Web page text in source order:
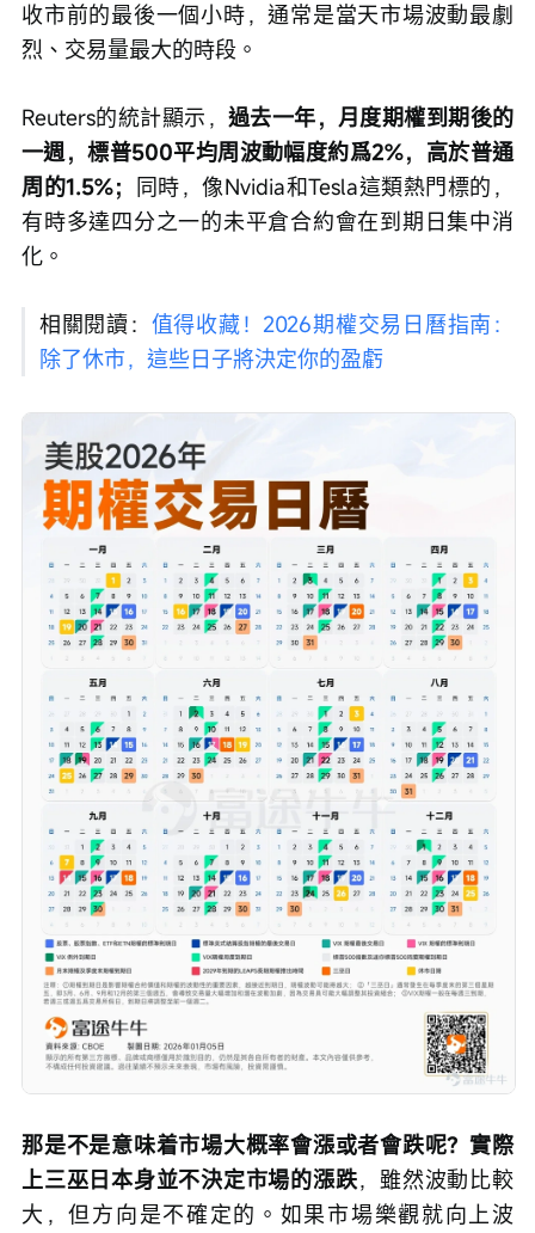
收市前的最後一個小時，通常是當天市場波動最劇
烈、交易量最大的時段。
Reuters的統計顯示， 過去一年，月度期權到期後的
一週，標普500平均周波動幅度約爲2%，高於普通
周的1.5%； 同時，像Nvidia和Tesla這類熱門標的，
有時多達四分之一的未平倉合約會在到期日集中消
化。
相關閱讀： 值得收藏！2026期權交易日曆指南：
除了休市，這些日子將決定你的盈虧
那是不是意味着市場大概率會漲或者會跌呢？實際
上三巫日本身並不決定市場的漲跌，雖然波動比較
大，但方向是不確定的。如果市場樂觀就向上波